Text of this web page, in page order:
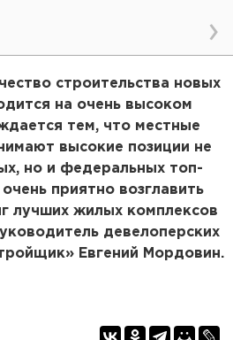
строительства новых
на очень высоком
тем, что местные
высокие позиции не
но и федеральных топ-
приятно возглавить
лучших жилых комплексов
девелоперских
Евгений Мордовин.